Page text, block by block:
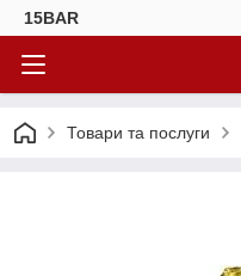
15BAR
Товари та послуги